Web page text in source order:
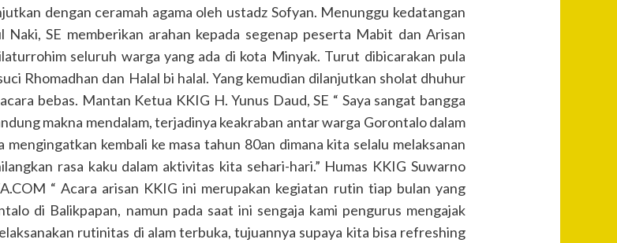
dengan ceramah agama oleh ustadz Sofyan. Menunggu kedatangan
SE memberikan arahan kepada segenap peserta Mabit dan Arisan
seluruh warga yang ada di kota Minyak. Turut dibicarakan pula
Rhomadhan dan Halal bi halal. Yang kemudian dilanjutkan sholat dhuhur
bebas. Mantan Ketua KKIG H. Yunus Daud, SE “ Saya sangat bangga
makna mendalam, terjadinya keakraban antar warga Gorontalo dalam
kembali ke masa tahun 80an dimana kita selalu melaksanan
rasa kaku dalam aktivitas kita sehari-hari.” Humas KKIG Suwarno
“ Acara arisan KKIG ini merupakan kegiatan rutin tiap bulan yang
di Balikpapan, namun pada saat ini sengaja kami pengurus mengajak
rutinitas di alam terbuka, tujuannya supaya kita bisa refreshing